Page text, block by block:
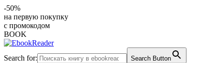
-50%
на первую покупку
с промокодом
BOOK
Search for: Search Button